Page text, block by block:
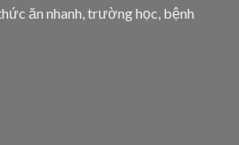
ăn nhanh, trường học, bệnh